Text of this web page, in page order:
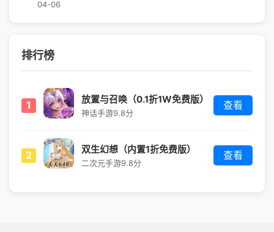
04-06
排行榜
1 放置与召唤（0.1折1W免费版）
神话手游9.8分
查看
2 双生幻想（内置1折免费版）
二次元手游9.8分
查看